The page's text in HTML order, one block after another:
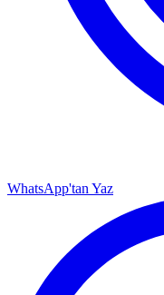
WhatsApp'tan Yaz